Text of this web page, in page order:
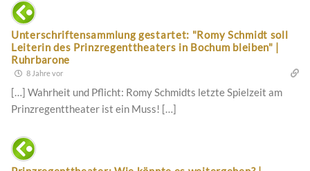
Unterschriftensammlung gestartet: "Romy Schmidt soll
Leiterin des Prinzregenttheaters in Bochum bleiben" |
Ruhrbarone
8 Jahre vor
[…] Wahrheit und Pflicht: Romy Schmidts letzte Spielzeit am
Prinzregenttheater ist ein Muss! […]